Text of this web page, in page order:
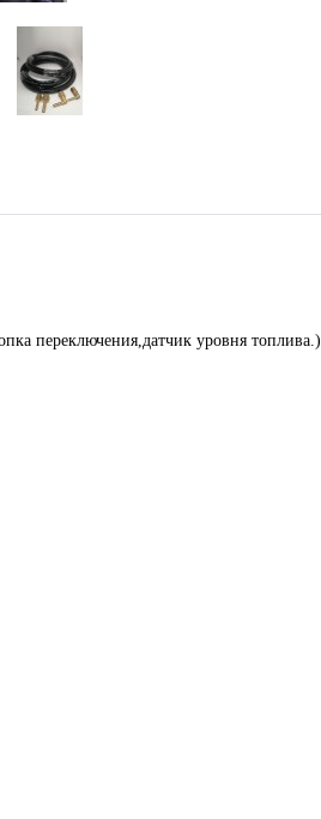
переключения,датчик уровня топлива.)